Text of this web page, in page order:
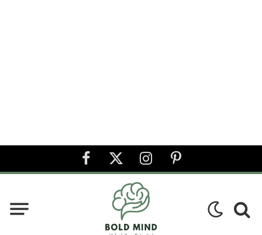
Facebook
X
(Twitter)
InstagramPinterest